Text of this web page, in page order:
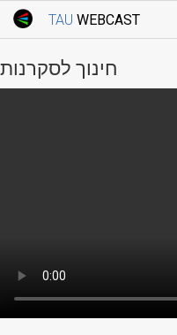
TAU WEBCAST
Webcast: Courses
Tel Aviv University
חינוך לסקרנות